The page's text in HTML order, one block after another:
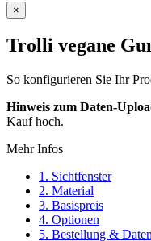
×
Trolli vegane
So konfigurieren Sie Ihr
Hinweis zum Daten-
Kauf hoch.
Mehr Infos
1. Sichtfenster
2. Material
3. Basispreis
4. Optionen
5. Bestellung &